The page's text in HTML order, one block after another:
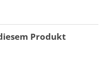
Produkt